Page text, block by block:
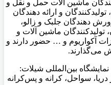
ماشین آلات حمل و نقل و
تولیدکنندگان و ارائه دهندگان
دهندگان جلبک و زالو،
ماشین آلات و
آکواریوم و … حضور دارند و
می‌گذارند.